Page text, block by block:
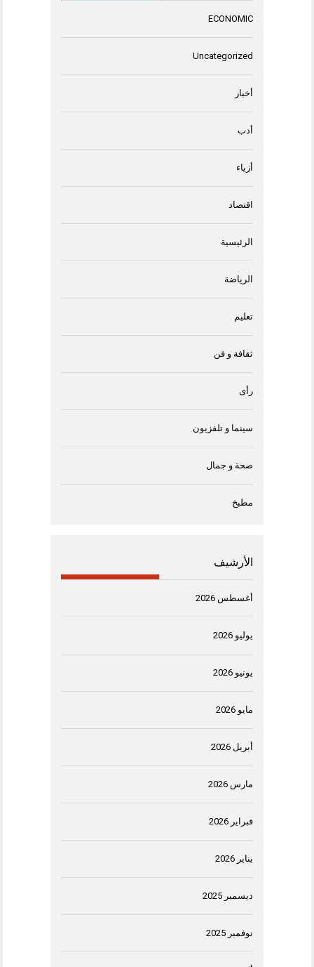
ECONOMIC
Uncategorized
أخبار
أدب
أزياء
اقتصاد
الرئيسية
الرياضة
تعليم
ثقافة و فن
رأى
سينما و تلفزيون
صحة و جمال
مطبخ
الأرشيف
أغسطس 2026
يوليو 2026
يونيو 2026
مايو 2026
أبريل 2026
مارس 2026
فبراير 2026
يناير 2026
ديسمبر 2025
نوفمبر 2025